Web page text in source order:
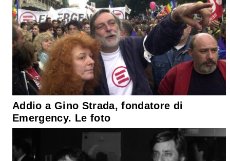
Addio a Gino Strada, fondatore di
Emergency. Le foto